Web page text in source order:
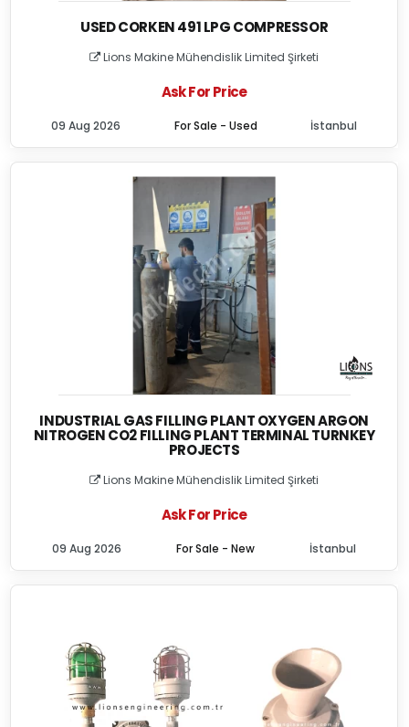
USED CORKEN 491 LPG COMPRESSOR
Lions Makine Mühendislik Limited Şirketi
Ask For Price
For Sale - Used
09 Aug 2026 İstanbul
INDUSTRIAL GAS FILLING PLANT OXYGEN ARGON
NITROGEN CO2 FILLING PLANT TERMINAL TURNKEY
PROJECTS
Lions Makine Mühendislik Limited Şirketi
Ask For Price
For Sale - New
09 Aug 2026 İstanbul